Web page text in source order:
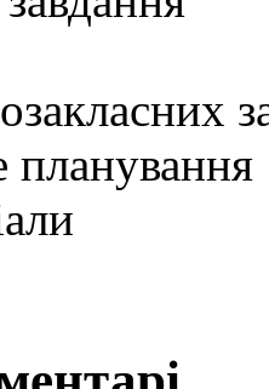
планування